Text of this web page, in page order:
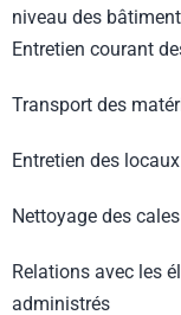
niveau des
Entretien courant
Transport des
Entretien des locaux
Nettoyage des cales
Relations avec les
administrés